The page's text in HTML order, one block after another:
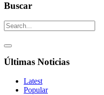
Buscar
Últimas Noticias
Latest
Popular